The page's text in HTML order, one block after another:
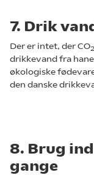
7. Drik
Der er intet, der CO2
drikkevand fra
økologiske
den danske
8. Brug
gange